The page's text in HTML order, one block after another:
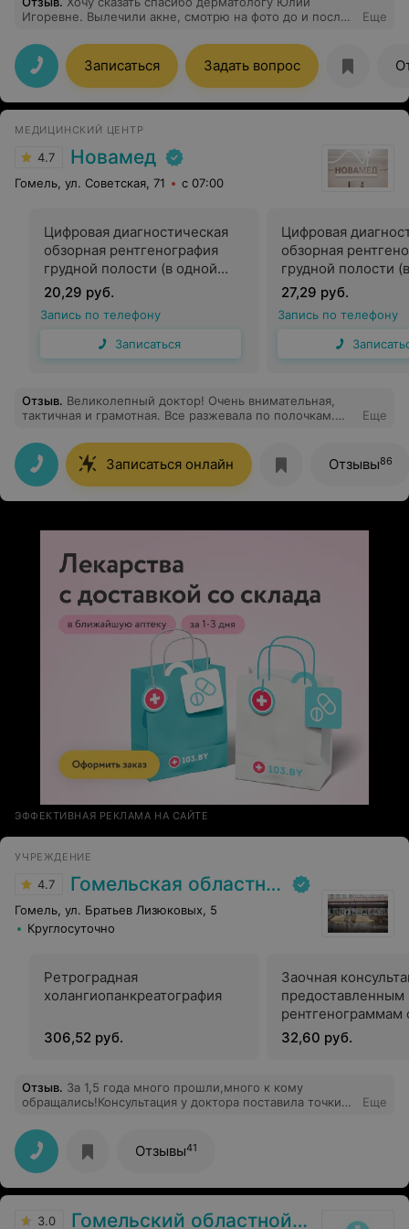
Игоревне. Вылечили акне, смотрю на фото до и после
грамотный доктор
Еще
Записаться Задать вопрос
МЕДИЦИНСКИЙ ЦЕНТР
4.7 Новамед
Гомель, ул. Советская, 71 с 07:00
Цифровая диагностическая
обзорная рентгенография
грудной полости (в одной
проекции)
20,29 руб.
Запись по телефону
Записаться
Цифровая
обзорная
грудной полости
проекциях)
27,29 руб.
Запись по телефону
Отзыв. Великолепный доктор! Очень внимательная,
тактичная и грамотная. Все разжевала по полочкам.
ребенка зрение 120%! Спасибо огромное за вашу
работу!
Еще
Записаться онлайн Отзывы86
ЭФФЕКТИВНАЯ РЕКЛАМА НА САЙТЕ
УЧРЕЖДЕНИЕ
4.7 Гомельская областная клиническая больница
Гомель, ул. Братьев Лизюковых, 5
Круглосуточно
Ретроградная
холангиопанкреатография
306,52 руб.
Заочная
предоставленным
рентгенограммам
оформлением
32,60 руб.
Отзыв. За 1,5 года много прошли,много к кому
обращались!Консультация у доктора поставила точки
которых хотели знать,и без слов,будто все доктор все
уже всё знал!Очень помог, спасибо, низкий вам
поклон!
Еще
Отзывы41
3.0 Гомельский областной клинический госпиталь инвалидов Отечественной войны